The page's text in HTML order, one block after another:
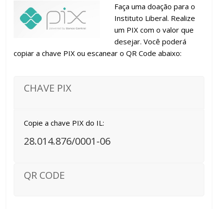
Faça uma doação para o
Instituto Liberal. Realize
um PIX com o valor que
desejar. Você poderá
copiar a chave PIX ou escanear o QR Code abaixo:
CHAVE PIX
Copie a chave PIX do IL:
28.014.876/0001-06
QR CODE